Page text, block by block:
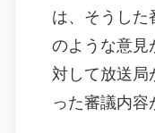
は、そうし
のような意見
対して放送
った審議内容